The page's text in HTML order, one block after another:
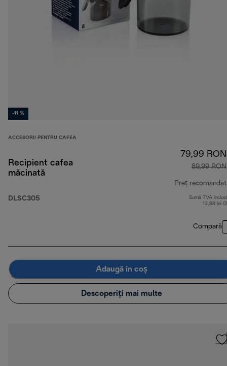
-11 %
ACCESORII PENTRU CAFEA
Recipient cafea
măcinată
DLSC305
79,99 RON
89,99 RON
Preț recomandat
Sumă TVA
13,88 lei
Compară
Adaugă în coș
Descoperiți mai multe